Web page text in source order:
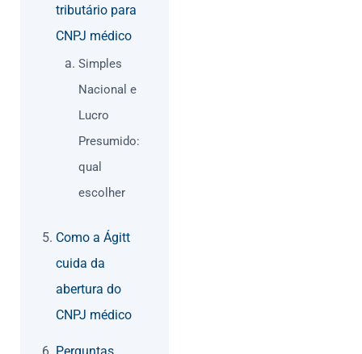
tributário para
CNPJ médico
Simples
Nacional e
Lucro
Presumido:
qual
escolher
Como a Ágitt
cuida da
abertura do
CNPJ médico